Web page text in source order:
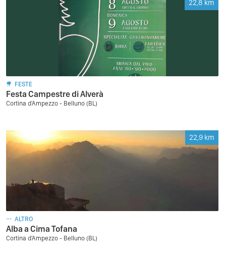
22,8 km
FESTE
Festa Campestre di Alverà
Cortina d'Ampezzo - Belluno (BL)
22,9 km
ALTRO
Alba a Cima Tofana
Cortina d'Ampezzo - Belluno (BL)